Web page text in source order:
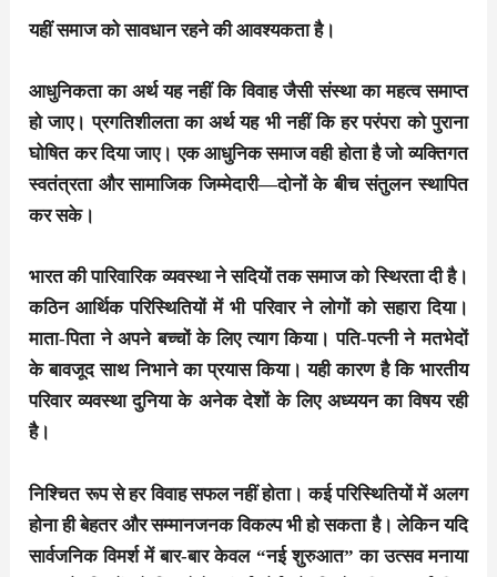
यहीं समाज को सावधान रहने की आवश्यकता है।
आधुनिकता का अर्थ यह नहीं कि विवाह जैसी संस्था का महत्व समाप्त
हो जाए। प्रगतिशीलता का अर्थ यह भी नहीं कि हर परंपरा को पुराना
घोषित कर दिया जाए। एक आधुनिक समाज वही होता है जो व्यक्तिगत
स्वतंत्रता और सामाजिक जिम्मेदारी—दोनों के बीच संतुलन स्थापित
कर सके।
भारत की पारिवारिक व्यवस्था ने सदियों तक समाज को स्थिरता दी है।
कठिन आर्थिक परिस्थितियों में भी परिवार ने लोगों को सहारा दिया।
माता-पिता ने अपने बच्चों के लिए त्याग किया। पति-पत्नी ने मतभेदों
के बावजूद साथ निभाने का प्रयास किया। यही कारण है कि भारतीय
परिवार व्यवस्था दुनिया के अनेक देशों के लिए अध्ययन का विषय रही
है।
निश्चित रूप से हर विवाह सफल नहीं होता। कई परिस्थितियों में अलग
होना ही बेहतर और सम्मानजनक विकल्प भी हो सकता है। लेकिन यदि
सार्वजनिक विमर्श में बार-बार केवल “नई शुरुआत” का उत्सव मनाया